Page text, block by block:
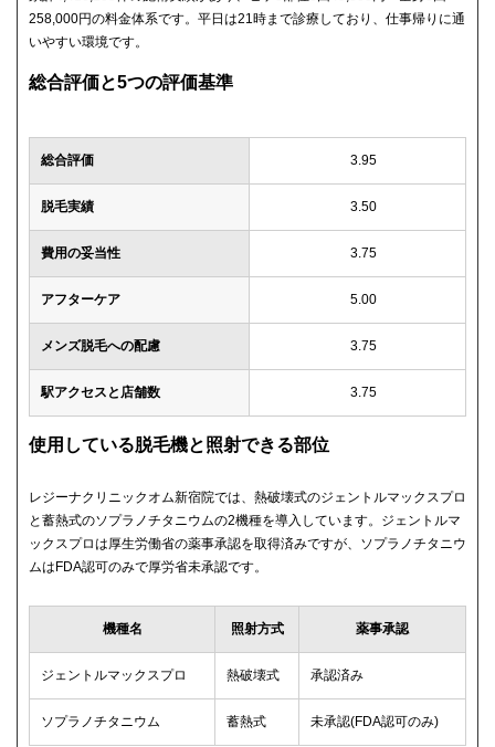
258,000円の料金体系です。平日は21時まで診療しており、仕事帰りに通
いやすい環境です。
総合評価と5つの評価基準
総合評価 3.95
脱毛実績 3.50
費用の妥当性 3.75
アフターケア 5.00
メンズ脱毛への配慮 3.75
駅アクセスと店舗数 3.75
使用している脱毛機と照射できる部位
レジーナクリニックオム新宿院では、熱破壊式のジェントルマックスプロ
と蓄熱式のソプラノチタニウムの2機種を導入しています。ジェントルマ
ックスプロは厚生労働省の薬事承認を取得済みですが、ソプラノチタニウ
ムはFDA認可のみで厚労省未承認です。
機種名 照射方式 薬事承認
ジェントルマックスプロ 熱破壊式 承認済み
ソプラノチタニウム 蓄熱式 未承認(FDA認可のみ)